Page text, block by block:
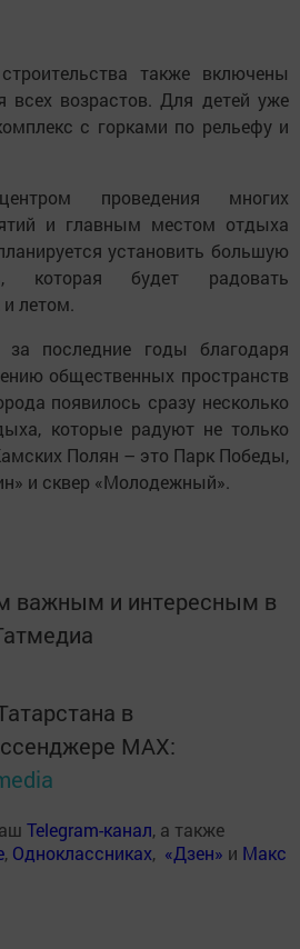
также включены
всех возрастов. Для детей уже
с горками по рельефу и
проведения многих
и главным местом отдыха
установить большую
которая будет радовать
летом.
за последние годы благодаря
общественных пространств
появилось сразу несколько
которые радуют не только
Полян – это Парк Победы,
и сквер «Молодежный».
важным и интересным в
в
MАХ:
Telegram-канал, а также
, Одноклассниках, «Дзен» и Макс